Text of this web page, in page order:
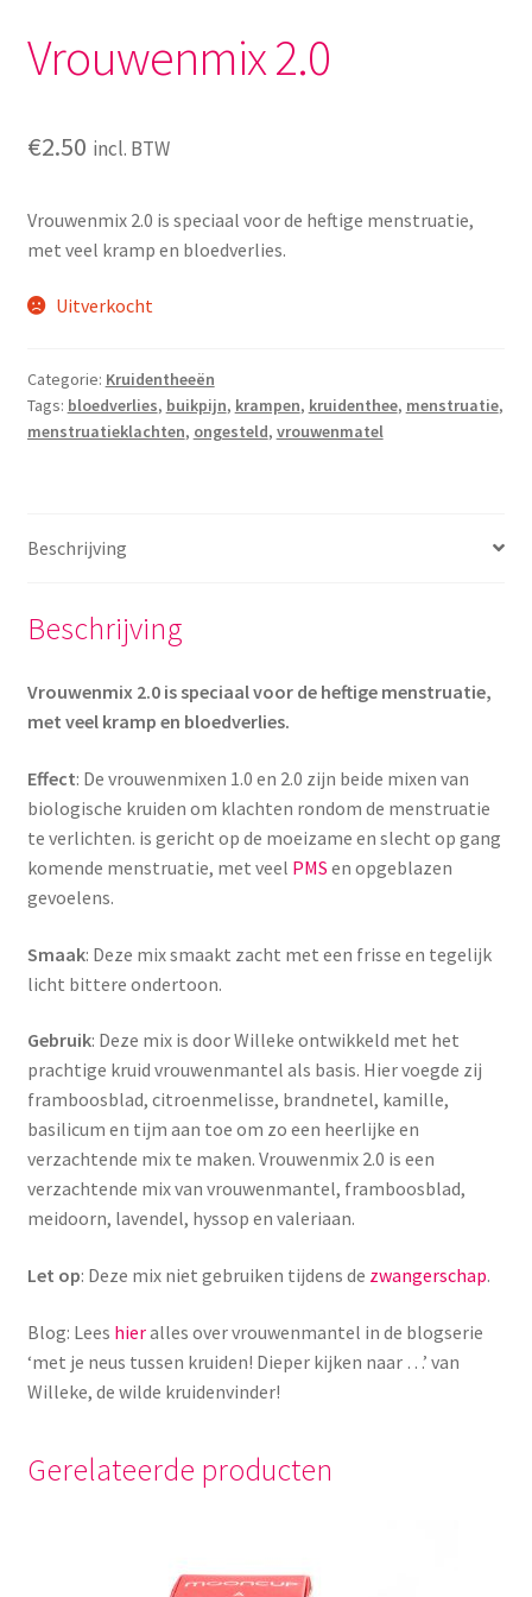
Diverse
Vrouwenmix 2.0
€2.50 incl. BTW
Vrouwenmix 2.0 is speciaal voor de heftige menstruatie,
met veel kramp en bloedverlies.
Uitverkocht
Categorie: Kruidentheeën
Tags: bloedverlies, buikpijn, krampen, kruidenthee, menstruatie,
menstruatieklachten, ongesteld, vrouwenmatel
Beschrijving
Beschrijving
Vrouwenmix 2.0 is speciaal voor de heftige menstruatie,
met veel kramp en bloedverlies.
Effect: De vrouwenmixen 1.0 en 2.0 zijn beide mixen van
biologische kruiden om klachten rondom de menstruatie
te verlichten. is gericht op de moeizame en slecht op gang
komende menstruatie, met veel PMS en opgeblazen
gevoelens.
Smaak: Deze mix smaakt zacht met een frisse en tegelijk
licht bittere ondertoon.
Gebruik: Deze mix is door Willeke ontwikkeld met het
prachtige kruid vrouwenmantel als basis. Hier voegde zij
framboosblad, citroenmelisse, brandnetel, kamille,
basilicum en tijm aan toe om zo een heerlijke en
verzachtende mix te maken. Vrouwenmix 2.0 is een
verzachtende mix van vrouwenmantel, framboosblad,
meidoorn, lavendel, hyssop en valeriaan.
Let op: Deze mix niet gebruiken tijdens de zwangerschap.
Blog: Lees hieralles over vrouwenmantel in de blogserie
‘met je neus tussen kruiden! Dieper kijken naar …’ van
Willeke, de wilde kruidenvinder!
Gerelateerde producten